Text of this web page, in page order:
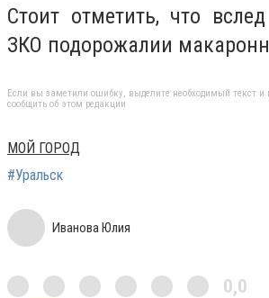
Стоит отметить, что
ЗКО подорожалии
Если вы заметили ошибку, выделите необходимый текст и
сообщить об этом редакции
МОЙ ГОРОД
#Уральск
Иванова Юлия
0,0